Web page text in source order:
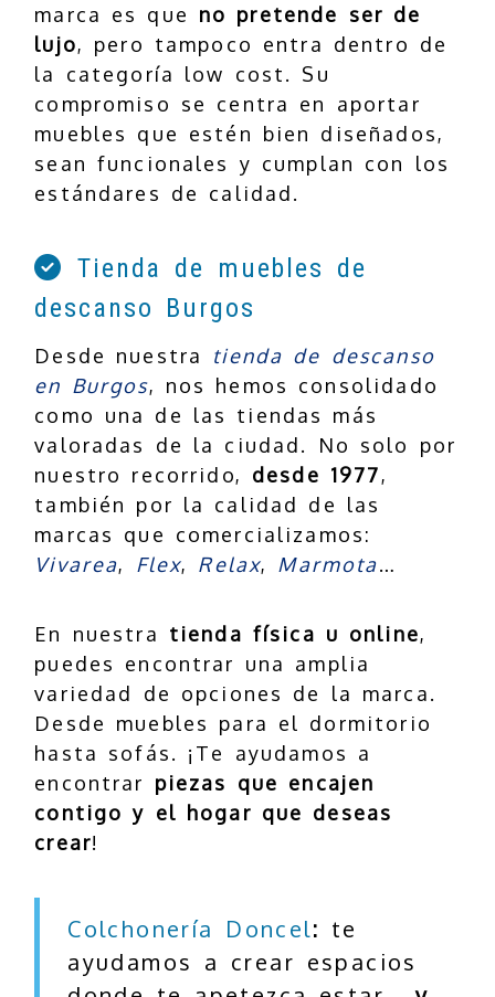
marca es que no pretende ser de
lujo, pero tampoco entra dentro de
la categoría low cost. Su
compromiso se centra en aportar
muebles que estén bien diseñados,
sean funcionales y cumplan con los
estándares de calidad.
Tienda de muebles de
descanso Burgos
Desde nuestra
tienda de descanso
en Burgos, nos hemos consolidado
como una de las tiendas más
valoradas de la ciudad. No solo por
nuestro recorrido, desde 1977,
también por la calidad de las
marcas que comercializamos:
Vivarea, Flex, Relax, Marmota…
En nuestra tienda física u online,
puedes encontrar una amplia
variedad de opciones de la marca.
Desde muebles para el dormitorio
hasta sofás. ¡Te ayudamos a
encontrar piezas que encajen
contigo y el hogar que deseas
crear!
Colchonería Doncel: te
ayudamos a crear espacios